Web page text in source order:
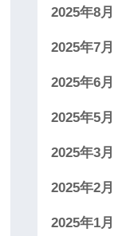
2025年8月
2025年7月
2025年6月
2025年5月
2025年3月
2025年2月
2025年1月